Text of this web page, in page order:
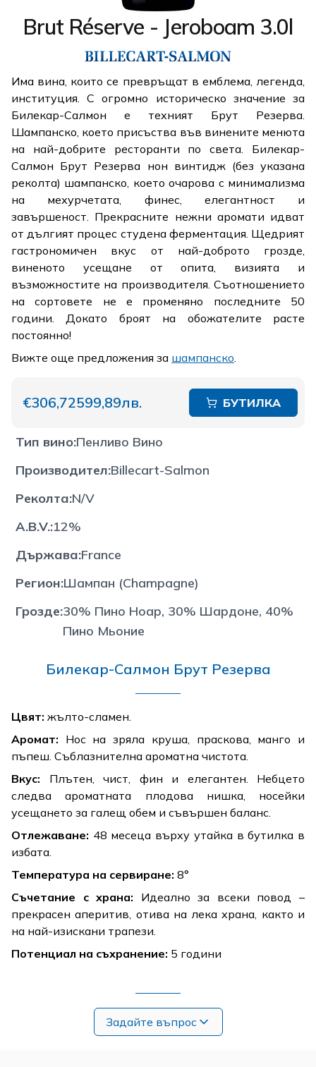
Brut Réserve - Jeroboam 3.0l
Има вина, които се превръщат в емблема, легенда,
институция. С огромно историческо значение за
Билекар-Салмон е техният Брут Резерва.
Шампанско, което присъства във винените менюта
на най-добрите ресторанти по света. Билекар-
Салмон Брут Резерва нон винтидж (без указана
реколта) шампанско, което очарова с минимализма
на мехурчетата, финес, елегантност и
завършеност. Прекрасните нежни аромати идват
от дългият процес студена ферментация. Щедрият
гастрономичен вкус от най-доброто грозде,
виненото усещане от опита, визията и
възможностите на производителя. Съотношението
на сортовете не е променяно последните 50
години. Докато броят на обожателите расте
постоянно!
Вижте още предложения за шампанско
€306,72599,89лв. БУТИЛКА
Тип вино:Пенливо Вино
Производител:Billecart-Salmon
Реколта:N/V
A.B.V.:12%
Държава:France
Регион:Шампан (Champagne)
Грозде:30% Пино Ноар, 30% Шардоне, 40%
Пино Мьоние
Билекар-Салмон Брут Резерва
Цвят: жълто-сламен.
Аромат: Нос на зряла круша, праскова, манго и
пъпеш. Съблазнителна ароматна чистота.
Вкус: Плътен, чист, фин и елегантен. Небцето
следва ароматната плодова нишка, носейки
усещането за галещ обем и съвършен баланс.
Отлежаване: 48 месеца върху утайка в бутилка в
избата.
Температура на сервиране: 8°
Съчетание с храна: Идеално за всеки повод –
прекрасен аперитив, отива на лека храна, както и
на най-изискани трапези.
Потенциал на съхранение: 5 години
Задайте въпрос